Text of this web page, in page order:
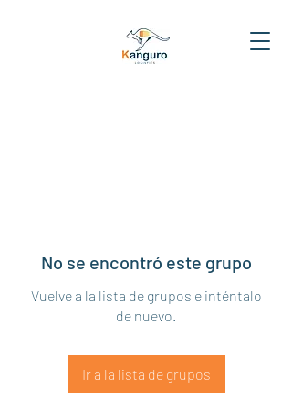
No se encontró este grupo
Vuelve a la lista de grupos e inténtalo
de nuevo.
Ir a la lista de grupos